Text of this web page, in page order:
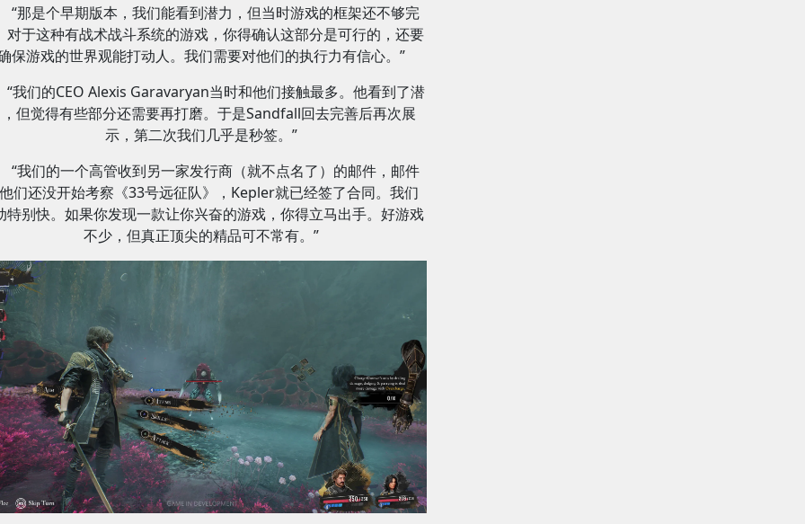
“那是个早期版本，我们能看到潜力，但当时游戏的框架还不够完
对于这种有战术战斗系统的游戏，你得确认这部分是可行的，还要
保游戏的世界观能打动人。我们需要对他们的执行力有信心。”
“我们的CEO Alexis Garavaryan当时和他们接触最多。他看到了潜
但觉得有些部分还需要再打磨。于是Sandfall回去完善后再次展
示，第二次我们几乎是秒签。”
“我们的一个高管收到另一家发行商（就不点名了）的邮件，邮件
们还没开始考察《33号远征队》，Kepler就已经签了合同。我们
特别快。如果你发现一款让你兴奋的游戏，你得立马出手。好游戏
不少，但真正顶尖的精品可不常有。”